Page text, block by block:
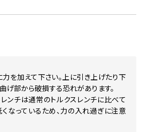
を加えて下さい。上に引き上げたり下
げ部から破損する恐れがあります。
ンチは通常のトルクスレンチに比べて
なっているため、力の入れ過ぎに注意